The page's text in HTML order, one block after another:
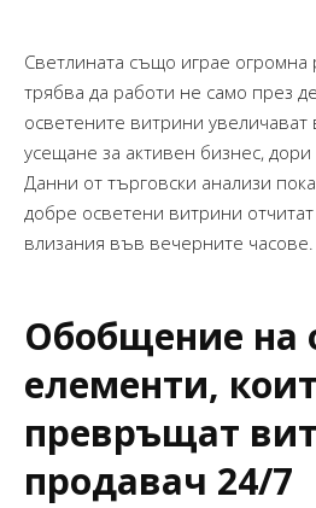
Светлината също играе огромна
трябва да работи не само през
осветените витрини увеличават
усещане за активен бизнес,
Данни от търговски анализи
добре осветени витрини
влизания във вечерните часове.
Обобщение на
елементи,
превръщат
продавач 24/7